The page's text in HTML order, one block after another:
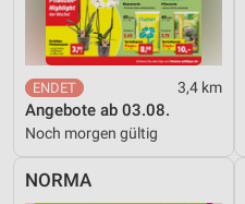
3,4 km
Angebote ab 03.08.
Noch morgen gültig
NORMA